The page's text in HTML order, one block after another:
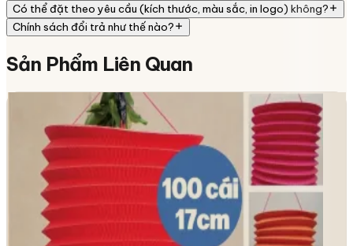
Có thể đặt theo yêu cầu (kích thước, màu sắc, in logo) không?
Chính sách đổi trả như thế nào?
Sản Phẩm Liên Quan